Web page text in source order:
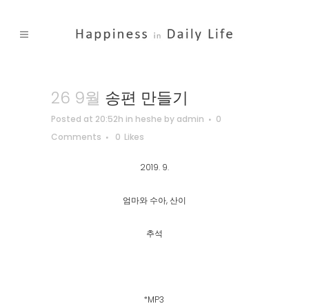
26 9월 송편 만들기
Posted at 20:52h in heshe by admin
0
Comments
0 Likes
2019. 9.
엄마와 수아, 산이
추석
*MP3